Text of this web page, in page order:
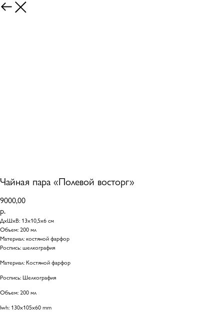
Чайная пара «Полевой восторг»
9000,00
р.
ДхШхВ: 13х10,5х6 см
Объем: 200 мл
Материал: костяной фарфор
Роспись: шелкография
Материал: Костяной фарфор
Роспись: Шелкография
Объем: 200 мл
lwh: 130x105x60 mm